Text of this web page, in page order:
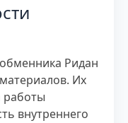
Ридан
Их
работы
внутреннего